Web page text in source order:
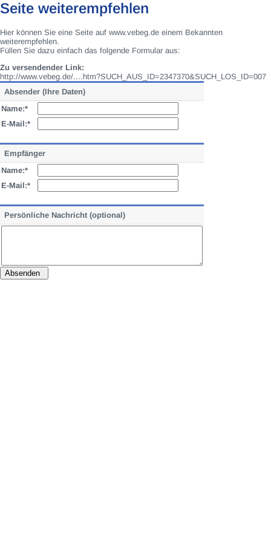
Seite weiterempfehlen
Hier können Sie eine Seite auf www.vebeg.de einem Bekannten
weiterempfehlen.
Füllen Sie dazu einfach das folgende Formular aus:
Zu versendender Link:
http://www.vebeg.de/....htm?SUCH_AUS_ID=2347370&SUCH_LOS_ID=007
Absender (Ihre Daten)
Name:*
E-Mail:*
Empfänger
Name:*
E-Mail:*
Persönliche Nachricht (optional)